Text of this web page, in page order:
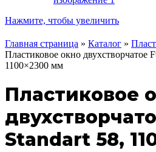
Нажмите, чтобы увеличить
Главная страница » Каталог »
Пластиковое окно двухстворчатое
1100×2300 мм
Пластиковое
Standart 58,